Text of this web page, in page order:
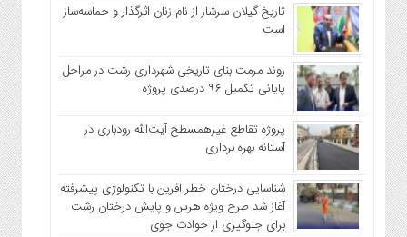
تاریخ گیلان سرشار از نام زنان اثرگذار و حماسه‌ساز
است
روند مرمت بنای تاریخی شهرداری رشت در مراحل
پایانی تکمیل ۹۶ درصدی پروژه
پروژه تقاطع غیرهمسطح آیت‌الله رودباری در
آستانه بهره برداری
شناسایی درختان خطر آفرین با تکنولوژی پیشرفته
آغاز شد طرح ویژه هرس و پایش درختان رشت
برای جلوگیری از حوادث جوی